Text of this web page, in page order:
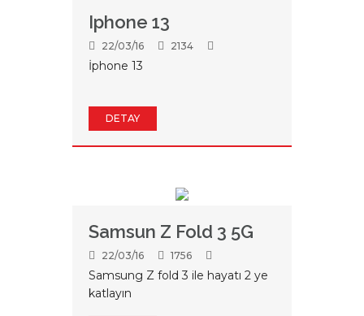
Iphone 13
22/03/16 2134
İphone 13
DETAY
Samsun Z Fold 3 5G
22/03/16 1756
Samsung Z fold 3 ile hayatı 2 ye
katlayın